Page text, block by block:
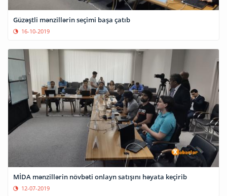
Güzəştli mənzillərin seçimi başa çatıb
16-10-2019
MİDA mənzillərin növbəti onlayn satışını həyata keçirib
12-07-2019